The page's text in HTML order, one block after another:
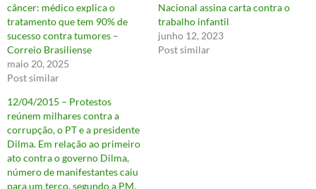
câncer: médico explica o
tratamento que tem 90% de
sucesso contra tumores –
Correio Brasiliense
maio 20, 2025
Post similar
Nacional assina carta contra o
trabalho infantil
junho 12, 2023
Post similar
12/04/2015 – Protestos
reúnem milhares contra a
corrupção, o PT e a presidente
Dilma. Em relação ao primeiro
ato contra o governo Dilma,
número de manifestantes caiu
para um terço, segundo a PM,